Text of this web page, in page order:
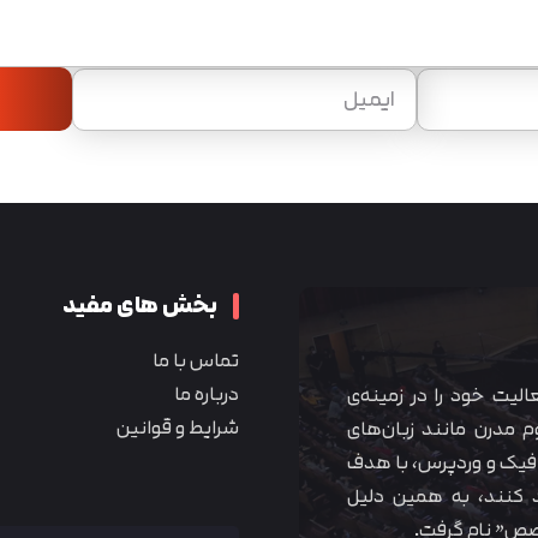
آموزشی همیار آکادمی از سال ۱۳۹۰ فعالیت خود را در زمینه‌ی
مدرن مانند زبان‌های
و وردپرس، با هدف
کنند، به همین دلیل
نام گرفت.
بخش های مفید
تماس با ما
درباره ما
شرایط و قوانین